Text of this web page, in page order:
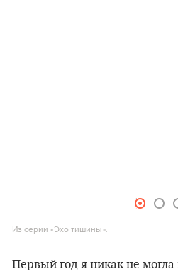
Из серии «Эхо тишины».
Первый год я никак не